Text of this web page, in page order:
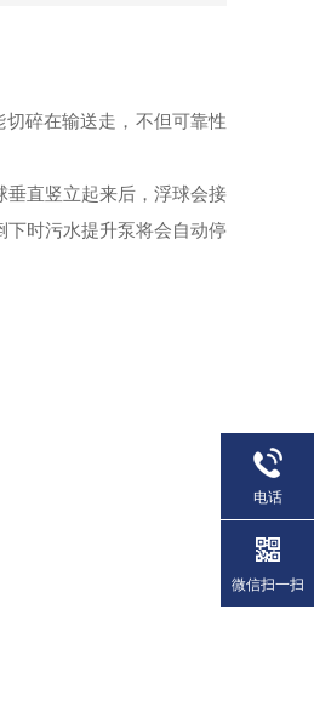
碎在输送走，不但可靠性
垂直竖立起来后 ， 浮球会接
下时污水提升泵将会自动停
电话
微信扫一扫